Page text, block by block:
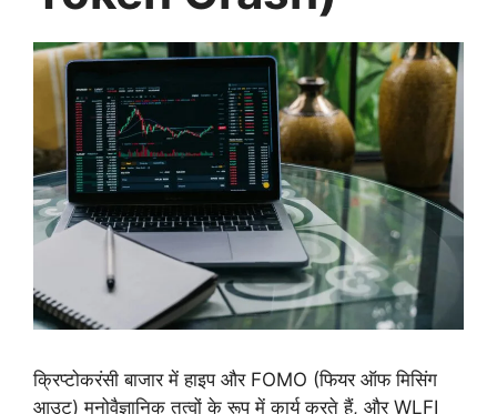
क्रिप्टोकरंसी बाजार में हाइप और FOMO (फियर ऑफ मिसिंग
आउट) मनोवैज्ञानिक तत्वों के रूप में कार्य करते हैं, और WLFI